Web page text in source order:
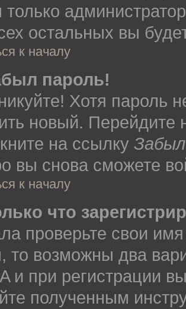
только
остальных вы
к началу
пароль!
Хотя пароль
новый.
на ссылку
вы снова сможете
к началу
что
проверьте свои
то возможны два
и при регистрации
полученным